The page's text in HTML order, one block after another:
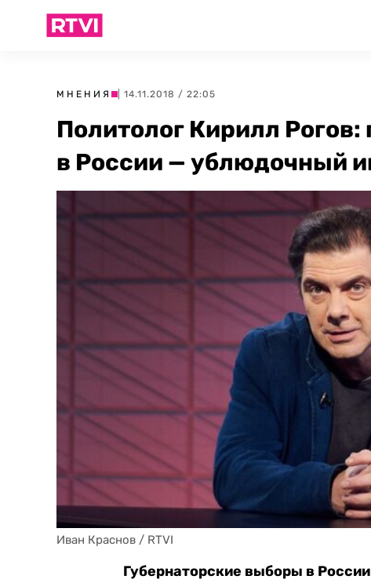
МНЕНИЯ | 14.11.2018 / 22:05
Политолог Кирилл
в России — ублюдочный
Иван Краснов / RTVI
Губернаторские выборы в